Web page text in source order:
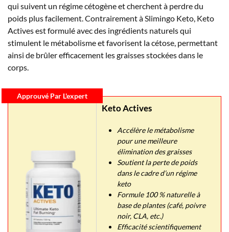
qui suivent un régime cétogène et cherchent à perdre du
poids plus facilement. Contrairement à Slimingo Keto, Keto
Actives est formulé avec des ingrédients naturels qui
stimulent le métabolisme et favorisent la cétose, permettant
ainsi de brûler efficacement les graisses stockées dans le
corps.
Approuvé Par L'expert
Keto Actives
Accélère le métabolisme
pour une meilleure
élimination des graisses
Soutient la perte de poids
dans le cadre d’un régime
keto
Formule 100 % naturelle à
base de plantes (café, poivre
noir, CLA, etc.)
Efficacité scientifiquement